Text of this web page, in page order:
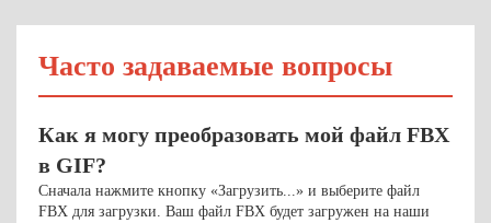
Часто задаваемые вопросы
Как я могу преобразовать мой файл FBX
в GIF?
Сначала нажмите кнопку «Загрузить...» и выберите файл
FBX для загрузки. Ваш файл FBX будет загружен на наши